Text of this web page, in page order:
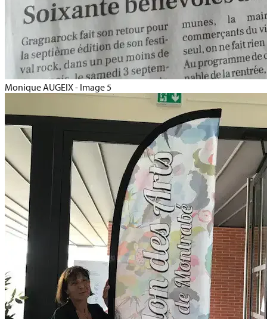
Monique AUGEIX - Image 5